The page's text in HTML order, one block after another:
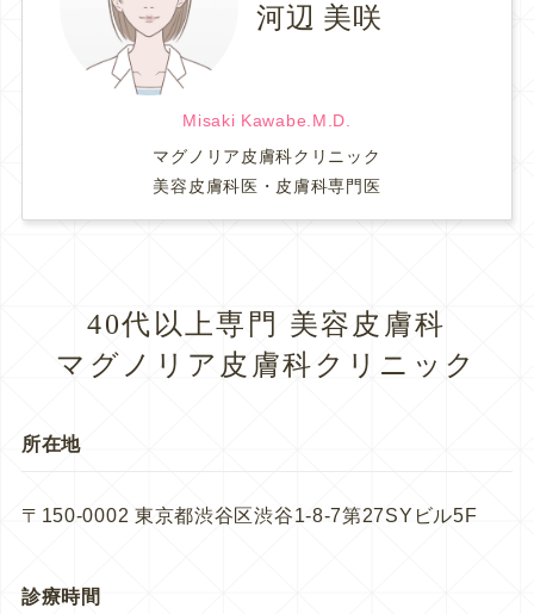
河辺 美咲
Misaki Kawabe.M.D.
マグノリア皮膚科クリニック
美容皮膚科医・皮膚科専門医
40代以上専門 美容皮膚科
マグノリア皮膚科クリニック
所在地
〒150-0002 東京都渋谷区渋谷1-8-7第27SYビル5F
診療時間